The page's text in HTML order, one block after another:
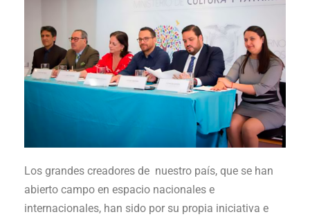
Los grandes creadores de nuestro país, que se han
abierto campo en espacio nacionales e
internacionales, han sido por su propia iniciativa e